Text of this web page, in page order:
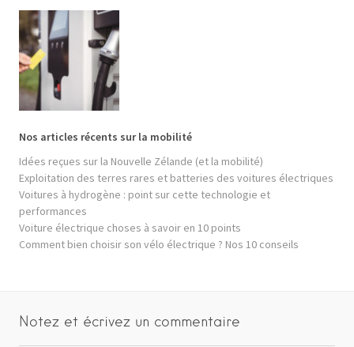
Nos articles récents sur la mobilité
Idées reçues sur la Nouvelle Zélande (et la mobilité)
Exploitation des terres rares et batteries des voitures électriques
Voitures à hydrogène : point sur cette technologie et
performances
Voiture électrique choses à savoir en 10 points
Comment bien choisir son vélo électrique ? Nos 10 conseils
Notez et écrivez un commentaire